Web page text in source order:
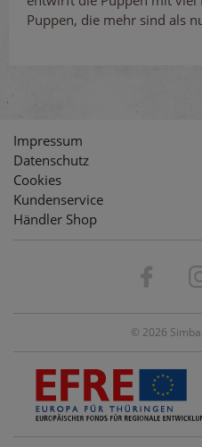
Puppen, die mehr sind als
Impressum
Datenschutz
Cookies
Kundenservice
Händler Shop
© 2026